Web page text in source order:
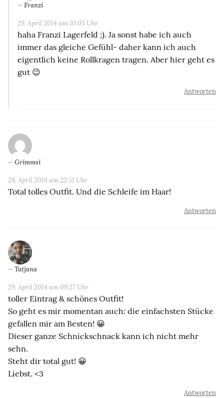
Franzi
29. April 2014 um 10:05 Uhr
haha Franzi Lagerfeld ;). Ja sonst habe ich auch
immer das gleiche Gefühl- daher kann ich auch
eigentlich keine Rollkragen tragen. Aber hier geht es
gut 😉
Antworten
Grimmsi
28. April 2014 um 22:51 Uhr
Total tolles Outfit. Und die Schleife im Haar!
Antworten
Tatjana
29. April 2014 um 09:27 Uhr
toller Eintrag & schönes Outfit!
So geht es mir momentan auch: die einfachsten Stücke
gefallen mir am Besten! 😀
Dieser ganze Schnickschnack kann ich nicht mehr
sehn.
Steht dir total gut! 😀
Liebst. <3
Antworten